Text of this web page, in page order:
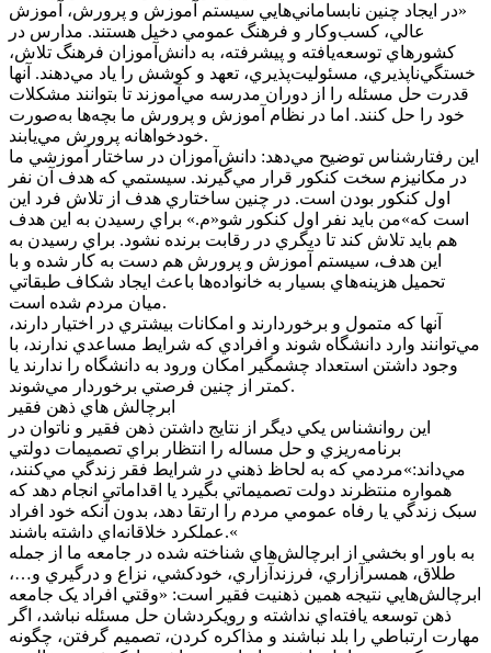
«در ايجاد چنين نابساماني‌هايي سيستم آموزش و پرورش، آموزش
عالي، کسب‌وکار و فرهنگ عمومي دخيل هستند. مدارس در
کشور‌هاي توسعه‌يافته و پيشرفته، به دانش‌آموزان فرهنگ تلاش،
خستگي‌ناپذيري، مسئوليت‌پذيري، تعهد و کوشش را ياد مي‌دهند. آنها
قدرت حل مسئله را از دوران مدرسه مي‌آموزند تا بتوانند مشکلات
خود را حل کنند. اما در نظام آموزش و پرورش ما بچه‌ها به‌صورت
خودخواهانه پرورش مي‌يابند.
اين رفتارشناس توضيح مي‌دهد: دانش‌آموزان در ساختار آموزشي ما
در مکانيزم سخت کنکور قرار مي‌گيرند. سيستمي که هدف آن نفر
اول کنکور بودن است. در چنين ساختاري هدف از تلاش فرد اين
است که»من بايد نفر اول کنکور شو«م.» براي رسيدن به اين هدف
هم بايد تلاش کند تا ديگري در رقابت برنده نشود. براي رسيدن به
اين هدف، سيستم آموزش و پرورش هم دست به کار شده و با
تحميل هزينه‌هاي بسيار به خانواده‌ها باعث ايجاد شکاف طبقاتي
ميان مردم شده است.
آنها که متمول و برخوردارند و امکانات بيشتري در اختيار دارند،
مي‌توانند وارد دانشگاه شوند و افرادي که شرايط مساعدي ندارند، با
وجود داشتن استعداد چشمگير امکان ورود به دانشگاه را ندارند يا
کمتر از چنين فرصتي برخوردار مي‌شوند.
ابرچالش هاي ذهن فقير
اين روانشناس يکي ديگر از نتايج داشتن ذهن فقير و ناتوان در
برنامه‌ريزي و حل مساله را انتظار براي تصميمات دولتي
مي‌داند:»مردمي که به لحاظ ذهني در شرايط فقر زندگي مي‌کنند،
همواره منتظرند دولت تصميماتي بگيرد يا اقداماتي انجام دهد که
سبک زندگي يا رفاه عمومي مردم را ارتقا دهد، بدون آنکه خود افراد
عملکرد خلاقانه‌اي داشته باشند.«
به باور او بخشي از ابرچالش‌هاي شناخته شده در جامعه ما از جمله
طلاق، همسرآزاري، فرزندآزاري، خودکشي، نزاع و درگيري و…،
ابرچالش‌هايي نتيجه همين ذهنيت فقير است: «وقتي افراد يک جامعه
ذهن توسعه يافته‌اي نداشته و رويکردشان حل مسئله نباشد، اگر
مهارت ارتباطي را بلد نباشند و مذاکره کردن، تصميم گرفتن، چگونه